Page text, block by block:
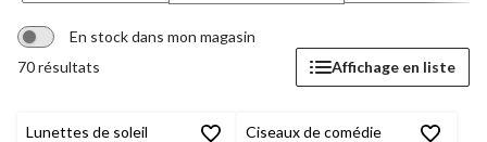
En stock dans mon magasin
70 résultats
Affichage en liste
Lunettes de soleil
Ciseaux de comédie